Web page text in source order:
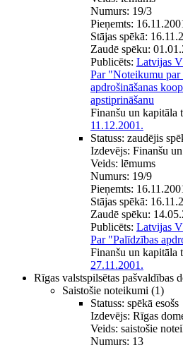
Numurs: 19/3
Pieņemts:
Stājas spēkā:
Zaudē spēku:
Publicēts: Latvijas
Par "Noteikumu par
apdrošināšanas
apstiprināšanu
Finanšu un kapitāla
11.12.2001.
Statuss: zaudējis
Izdevējs: Finanšu
Veids: lēmums
Numurs: 19/9
Pieņemts:
Stājas spēkā:
Zaudē spēku:
Publicēts: Latvijas
Par "Palīdzības
Finanšu un kapitāla
27.11.2001.
Rīgas valstspilsētas pašvaldības
Saistošie noteikumi (1)
Statuss: spēkā esošs
Izdevējs: Rīgas
Veids: saistošie
Numurs: 13